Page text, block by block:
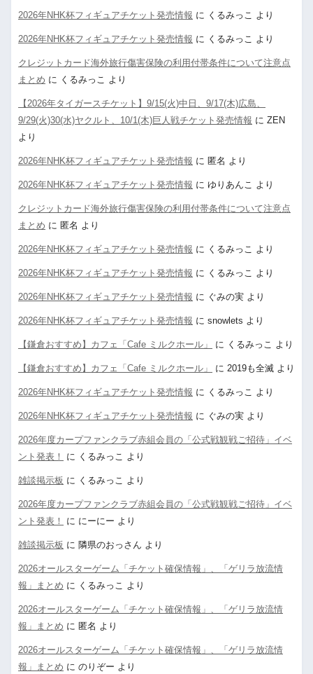
2026年NHK杯フィギュアチケット発売情報 に くるみっこ より
2026年NHK杯フィギュアチケット発売情報 に くるみっこ より
クレジットカード海外旅行傷害保険の利用付帯条件について注意点
まとめ に くるみっこ より
【2026年タイガースチケット】9/15(火)中日、9/17(木)広島、
9/29(火)30(水)ヤクルト、10/1(木)巨人戦チケット発売情報 に ZEN
より
2026年NHK杯フィギュアチケット発売情報 に 匿名 より
2026年NHK杯フィギュアチケット発売情報 に ゆりあんこ より
クレジットカード海外旅行傷害保険の利用付帯条件について注意点
まとめ に 匿名 より
2026年NHK杯フィギュアチケット発売情報 に くるみっこ より
2026年NHK杯フィギュアチケット発売情報 に くるみっこ より
2026年NHK杯フィギュアチケット発売情報 に ぐみの実 より
2026年NHK杯フィギュアチケット発売情報 に snowlets より
【鎌倉おすすめ】カフェ「Cafe ミルクホール」 に くるみっこ より
【鎌倉おすすめ】カフェ「Cafe ミルクホール」 に 2019も全滅 より
2026年NHK杯フィギュアチケット発売情報 に くるみっこ より
2026年NHK杯フィギュアチケット発売情報 に ぐみの実 より
2026年度カープファンクラブ赤組会員の「公式戦観戦ご招待」イベ
ント発表！
に くるみっこ より
雑談掲示板 に くるみっこ より
2026年度カープファンクラブ赤組会員の「公式戦観戦ご招待」イベ
ント発表！
に にーにー より
雑談掲示板 に 隣県のおっさん より
2026オールスターゲーム「チケット確保情報」、「ゲリラ放流情
報」まとめ に くるみっこ より
2026オールスターゲーム「チケット確保情報」、「ゲリラ放流情
報」まとめ に 匿名 より
2026オールスターゲーム「チケット確保情報」、「ゲリラ放流情
報」まとめ に のりぞー より